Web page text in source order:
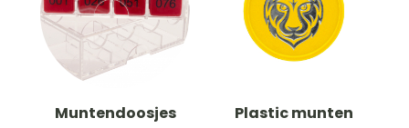
Muntendoosjes Plastic munten